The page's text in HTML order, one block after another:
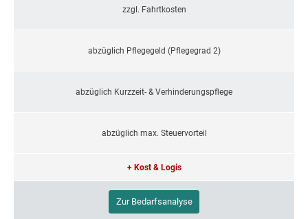
zzgl. Fahrtkosten
abzüglich Pflegegeld (Pflegegrad 2)
abzüglich Kurzzeit- & Verhinderungspflege
abzüglich max. Steuervorteil
+ Kost & Logis
Zur Bedarfsanalyse